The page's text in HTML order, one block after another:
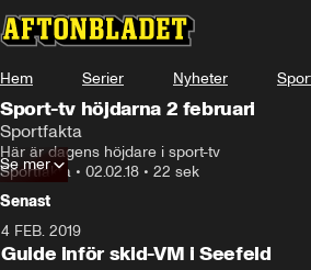
Hem Serier Nyheter
Sport-tv höjdarna 2 februari
Sportfakta
Här är dagens höjdare i sport-tv
Sportfakta • 02.02.18 • 22 sek
Se mer
Senast
4 FEB. 2019
Guide inför skid-VM i Seefeld